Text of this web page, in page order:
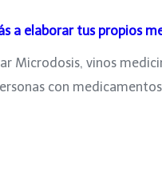
a elaborar tus propios
Microdosis, vinos
con